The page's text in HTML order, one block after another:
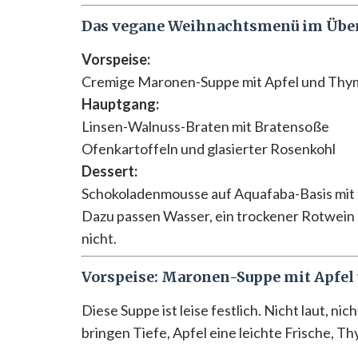
Das vegane Weihnachtsmenü im
Vorspeise:
Cremige Maronen-Suppe mit Apfel und
Hauptgang:
Linsen-Walnuss-Braten mit Bratensoße
Ofenkartoffeln und glasierter Rosenkohl
Dessert:
Schokoladenmousse auf Aquafaba-Basis
Dazu passen Wasser, ein trockener
nicht.
Vorspeise: Maronen-Suppe mit
Diese Suppe ist leise festlich. Nicht laut,
bringen Tiefe, Apfel eine leichte Frische,